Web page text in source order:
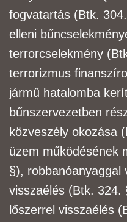
fogvatartás (Btk.
elleni
terrorcselekmény
terrorizmus
jármű hatalomba
bűnszervezetben
közveszély okozása
üzem működésének
§), robbanóanyaggal
visszaélés (Btk. 324.
lőszerrel visszaélés